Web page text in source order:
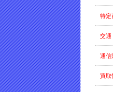
特定
交通
通信
買取